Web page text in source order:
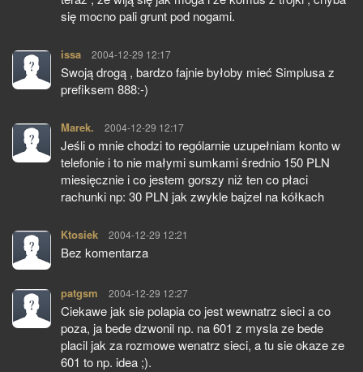
się mocno pali grunt pod nogami.
issa pisze:
2004-12-29 12:17
Swoją drogą , bardzo fajnie byłoby mieć Simplusa z
prefiksem 888:-)
Marek. pisze:
2004-12-29 12:17
Jeśli o mnie chodzi to rególarnie uzupełniam konto w
telefonie i to nie małymi sumkami średnio 150 PLN
miesięcznie i co jestem gorszy niż ten co płaci
rachunki np: 30 PLN jak zwykle bajzel na kółkach
Ktosiek pisze:
2004-12-29 12:21
Bez komentarza
patgsm pisze:
2004-12-29 12:27
Ciekawe jak sie polapia co jest wewnatrz sieci a co
poza, ja bede dzwonil np. na 601 z mysla ze bede
placil jak za rozmowe wenatrz sieci, a tu sie okaze ze
601 to np. idea ;).